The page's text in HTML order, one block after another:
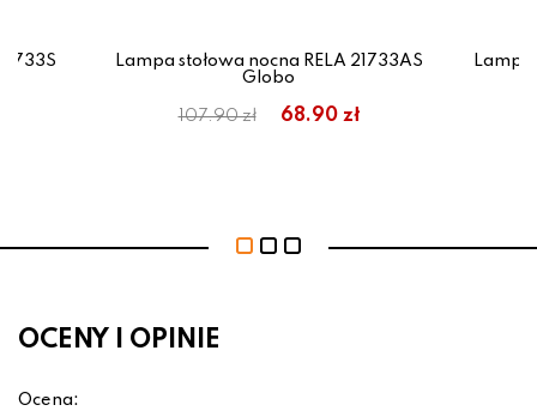
Lampa stołowa nocna RELA 21733AS
Globo
107.90 zł 68.90 zł
Lampa
OCENY I OPINIE
Ocena: